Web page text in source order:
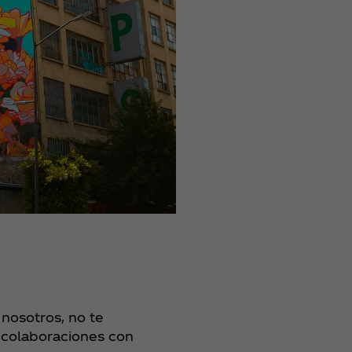
no te
con